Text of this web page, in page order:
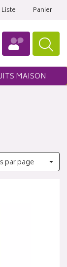
Liste Panier
MAISON
par page